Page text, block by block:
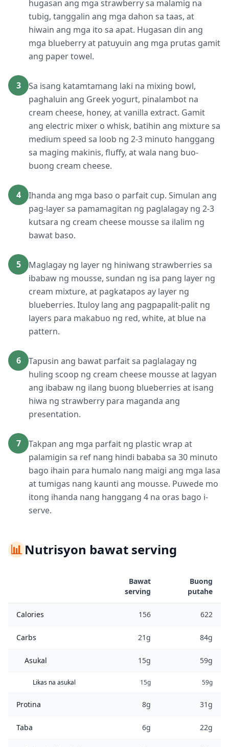
hugasan ang mga strawberry sa malamig na
tubig, tanggalin ang mga dahon sa taas, at
hiwain ang mga ito sa apat. Hugasan din ang
mga blueberry at patuyuin ang mga prutas gamit
ang paper towel.
3
Sa isang katamtamang laki na mixing bowl,
paghaluin ang Greek yogurt, pinalambot na
cream cheese, honey, at vanilla extract. Gamit
ang electric mixer o whisk, batihin ang mixture sa
medium speed sa loob ng 2-3 minuto hanggang
sa maging makinis, fluffy, at wala nang buo-
buong cream cheese.
4
Ihanda ang mga baso o parfait cup. Simulan ang
pag-layer sa pamamagitan ng paglalagay ng 2-3
kutsara ng cream cheese mousse sa ilalim ng
bawat baso.
5
Maglagay ng layer ng hiniwang strawberries sa
ibabaw ng mousse, sundan ng isa pang layer ng
cream mixture, at pagkatapos ay layer ng
blueberries. Ituloy lang ang pagpapalit-palit ng
layers para makabuo ng red, white, at blue na
pattern.
6
Tapusin ang bawat parfait sa paglalagay ng
huling scoop ng cream cheese mousse at lagyan
ang ibabaw ng ilang buong blueberries at isang
hiwa ng strawberry para maganda ang
presentation.
7
Takpan ang mga parfait ng plastic wrap at
palamigin sa ref nang hindi bababa sa 30 minuto
bago ihain para humalo nang maigi ang mga lasa
at tumigas nang kaunti ang mousse. Puwede mo
itong ihanda nang hanggang 4 na oras bago i-
serve.
📊Nutrisyon bawat serving
Bawat
serving
Buong
putahe
Calories 156 622
Carbs 21g 84g
Asukal 15g 59g
Likas na asukal 15g 59g
Protina 8g 31g
Taba 6g 22g